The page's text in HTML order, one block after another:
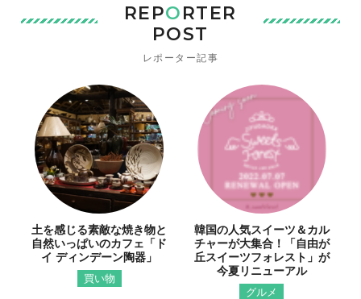
REPORTER
POST
レポーター記事
土を感じる素敵な焼き物と
自然いっぱいのカフェ「ド
イ ディンデーン陶器」
買い物
韓国の人気スイーツ＆カル
チャーが大集合！「自由が
丘スイーツフォレスト」が
今夏リニューアル
グルメ